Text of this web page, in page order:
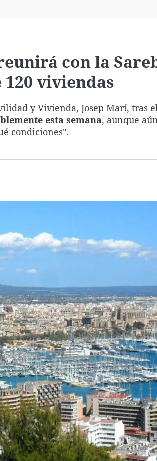
con la
viviendas
y Vivienda, Josep Marí, tras
esta semana, aunque
condiciones".